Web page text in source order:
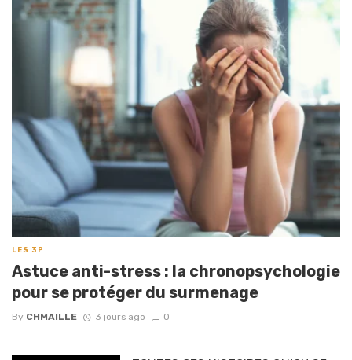
LES 3P
Astuce anti-stress : la chronopsychologie
pour se protéger du surmenage
By CHMAILLE 3 jours ago 0